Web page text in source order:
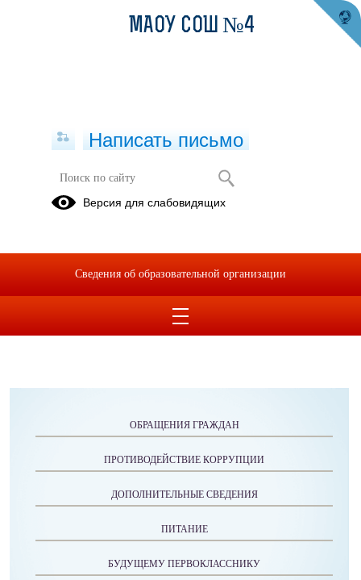
Школьный театральный коллектив
"МаскаРад"
ОБРАЩЕНИЯ ГРАЖДАН
ПРОТИВОДЕЙСТВИЕ КОРРУПЦИИ
ДОПОЛНИТЕЛЬНЫЕ СВЕДЕНИЯ
ПИТАНИЕ
БУДУЩЕМУ ПЕРВОКЛАССНИКУ
МАОУ СОШ №4
Написать письмо
Версия для слабовидящих
Сведения об образовательной организации